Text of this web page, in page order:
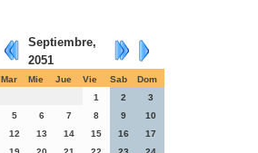
Septiembre,
2051
Mar Mie Jue Vie Sab
Dom
1
2
3
5 6 7 8 9
10
12 13 14 15 16
17